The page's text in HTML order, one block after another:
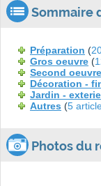
Sommaire
Préparation (
Gros oeuvre (
Second oeuvre
Décoration -
Jardin -
Autres (5
Photos du